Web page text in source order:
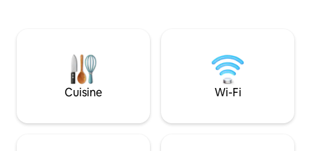
Barbecue à gaz, foyer, 2x gaz FP, Wifi
rapide et télévision 77", wshr/dryr.
48amp EV pwr. À quelques minutes de la
marina pour la location de Seadoos ou de
restaurants gastronomiques, de pubs et
oiseaux et les
lac. Promenez-
vélos pour
Shore. Visitez les
au Vetta Spa et
Cuisine Wi-Fi